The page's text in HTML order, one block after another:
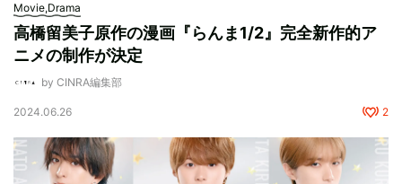
Movie,Drama
高橋留美子原作の漫画『らんま1/2』完全新作的ア
ニメの制作が決定
by CINRA編集部
2024.06.26 2